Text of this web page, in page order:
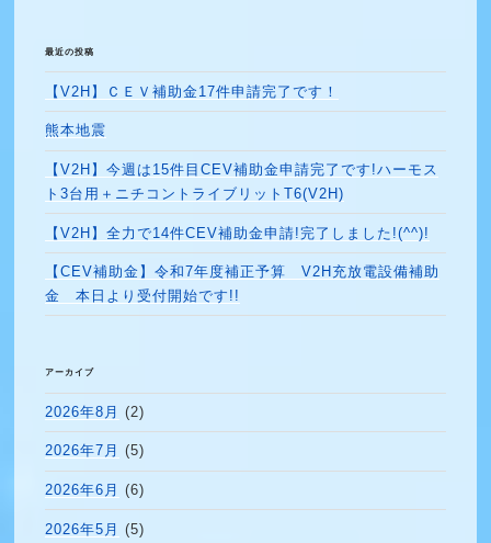
ン
最近の投稿
【V2H】ＣＥＶ補助金17件申請完了です！
熊本地震
【V2H】今週は15件目CEV補助金申請完了です!ハーモス
ト3台用＋ニチコントライブリットT6(V2H)
【V2H】全力で14件CEV補助金申請!完了しました!(^^)!
【CEV補助金】令和7年度補正予算 V2H充放電設備補助
金 本日より受付開始です!!
アーカイブ
2026年8月 (2)
2026年7月 (5)
2026年6月 (6)
2026年5月 (5)